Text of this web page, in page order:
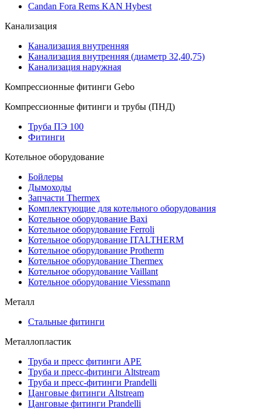
Candan Fora Rems KAN Hybest
Канализация
Канализация внутренняя
Канализация внутренняя (диаметр 32,40,75)
Канализация наружная
Компрессионные фитинги Gebo
Компрессионные фитинги и трубы (ПНД)
Труба ПЭ 100
Фитинги
Котельное оборудование
Бойлеры
Дымоходы
Запчасти Thermex
Комплектующие для котельного оборудования
Котельное оборудование Baxi
Котельное оборудование Ferroli
Котельное оборудование ITALTHERM
Котельное оборудование Protherm
Котельное оборудование Thermex
Котельное оборудование Vaillant
Котельное оборудование Viessmann
Металл
Стальные фитинги
Металлопластик
Труба и пресс фитинги APE
Труба и пресс-фитинги Altstream
Труба и пресс-фитинги Prandelli
Цанговые фитинги Altstream
Цанговые фитинги Prandelli